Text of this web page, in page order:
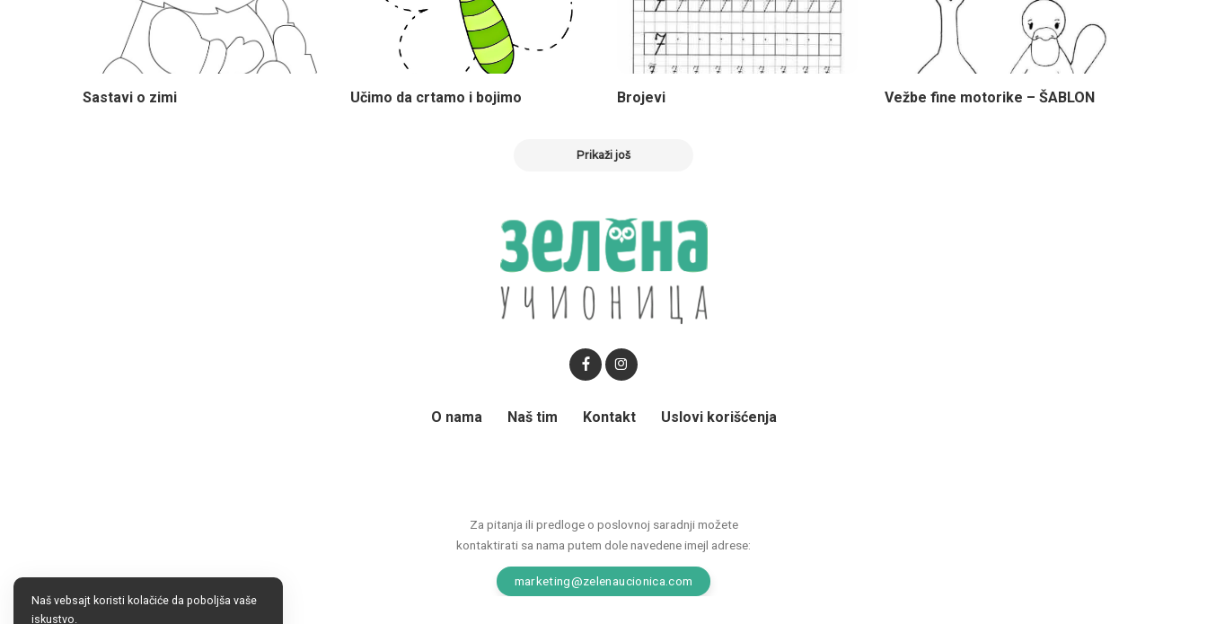
Sastavi o zimi Učimo da crtamo i bojimo Brojevi Vežbe fine motorike – ŠABLON
Prikaži još
Za pitanja ili predloge o poslovnoj saradnji možete
kontaktirati sa nama putem dole navedene imejl adrese:
marketing@zelenaucionica.com
O nama Naš tim Kontakt Uslovi korišćenja
Naš vebsajt koristi kolačiće da poboljša vaše
iskustvo.